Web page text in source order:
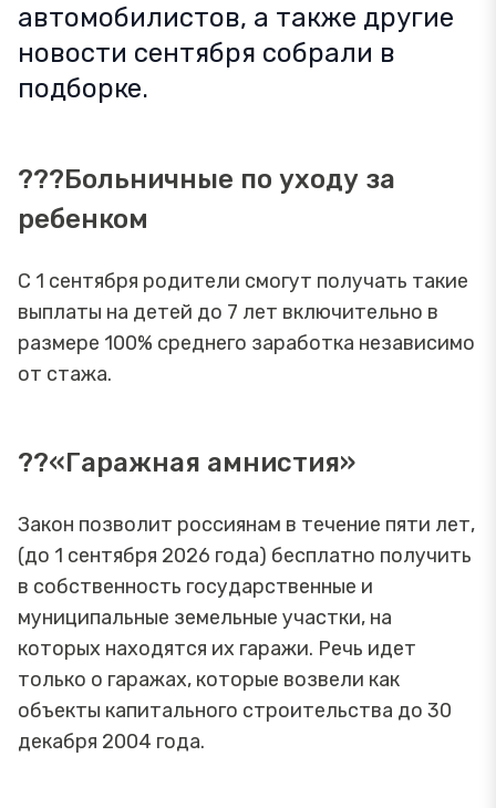
автомобилистов, а также другие
новости сентября собрали в
подборке.
??‍?Больничные по уходу за
ребенком
С 1 сентября родители смогут получать такие
выплаты на детей до 7 лет включительно в
размере 100% среднего заработка независимо
от стажа.
??«Гаражная амнистия»
Закон позволит россиянам в течение пяти лет,
(до 1 сентября 2026 года) бесплатно получить
в собственность государственные и
муниципальные земельные участки, на
которых находятся их гаражи. Речь идет
только о гаражах, которые возвели как
объекты капитального строительства до 30
декабря 2004 года.